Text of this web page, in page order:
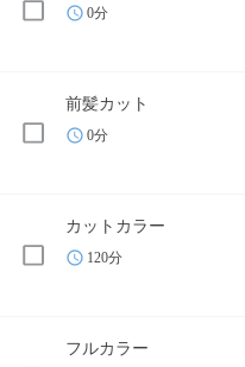
0分
前髪カット
0分
カットカラー
120分
フルカラー